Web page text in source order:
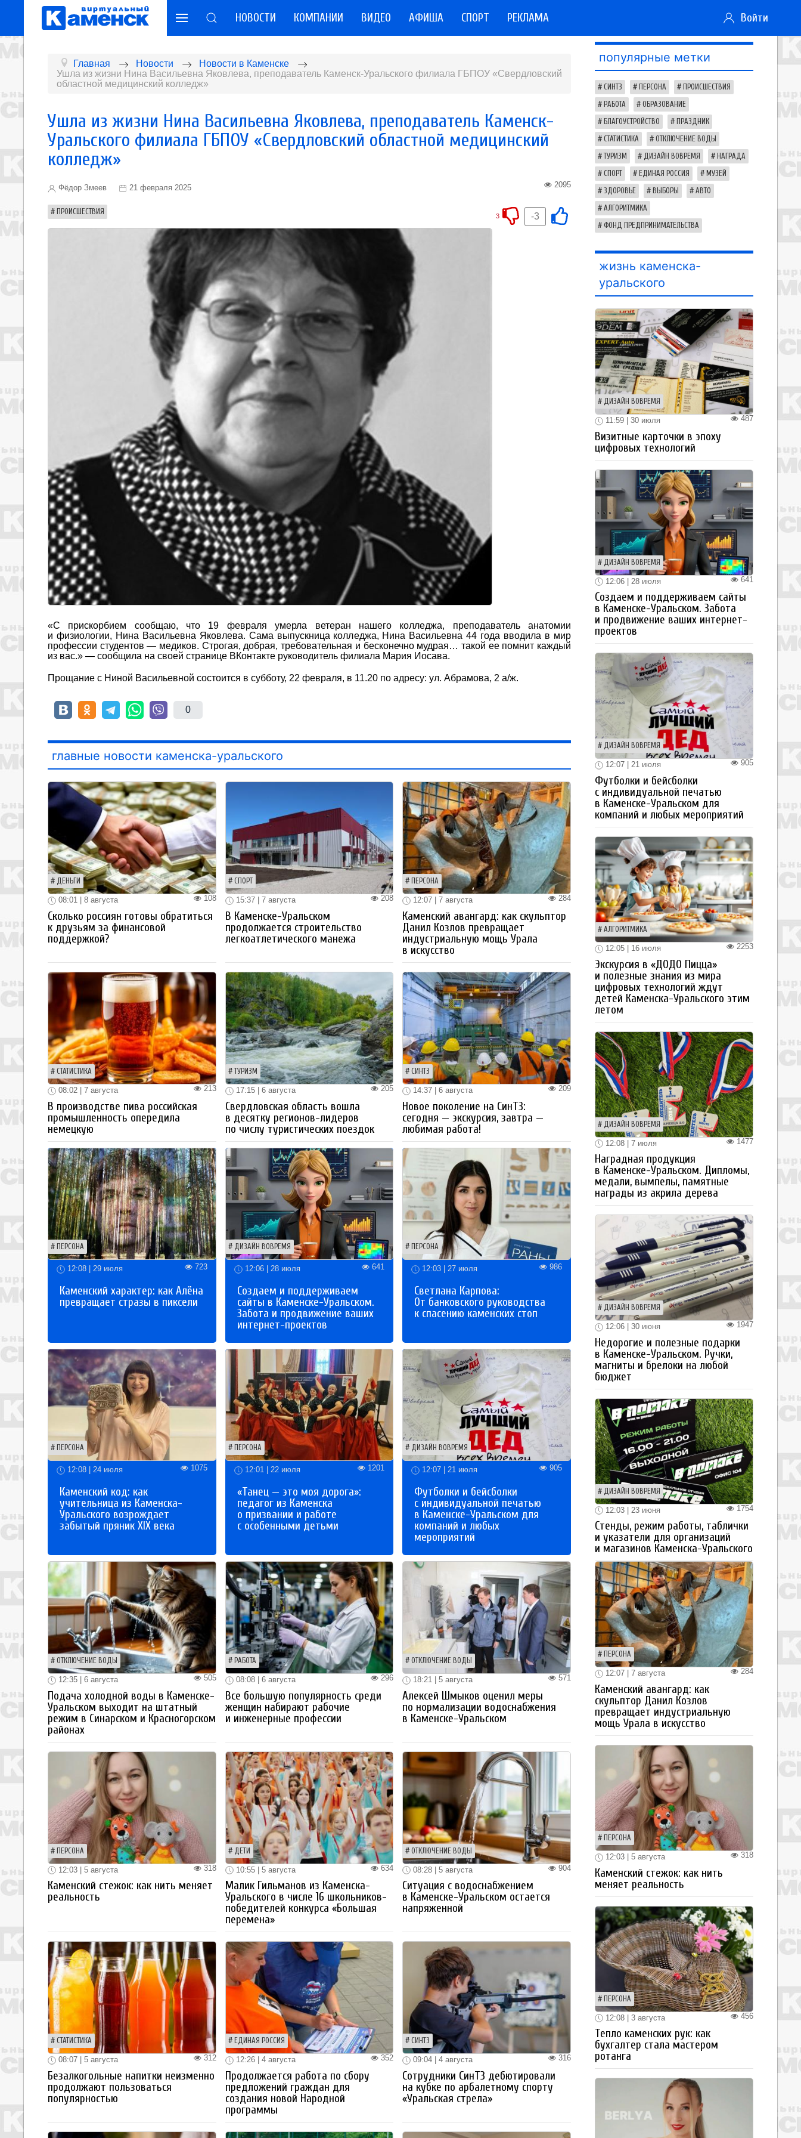
НОВОСТИ КОМПАНИИ ВИДЕО АФИША СПОРТ РЕКЛАМА Войти
Главная Новости
Новости в Каменске
Ушла из жизни Нина Васильевна Яковлева, преподаватель Каменск-Уральского филиала ГБПОУ «Свердловский
областной медицинский колледж»
Ушла из жизни Нина Васильевна Яковлева, преподаватель Каменск-
Уральского филиала ГБПОУ «Свердловский областной медицинский
колледж»
Фёдор Змеев 21 февраля 2025 2095
ПРОИСШЕСТВИЯ -3
3
«С прискорбием сообщаю, что 19 февраля умерла ветеран нашего колледжа, преподаватель анатомии
и физиологии, Нина Васильевна Яковлева. Сама выпускница колледжа, Нина Васильевна 44 года вводила в мир
профессии студентов — медиков. Строгая, добрая, требовательная и бесконечно мудрая… такой ее помнит каждый
из вас.» — сообщила на своей странице ВКонтакте руководитель филиала Мария Иосава.
Прощание с Ниной Васильевной состоится в субботу, 22 февраля, в 11.20 по адресу: ул. Абрамова, 2 а/ж.
0
главные новости каменска-уральского
ДЕНЬГИ
108
08:01 | 8 августа
Сколько россиян готовы обратиться
к друзьям за финансовой
поддержкой?
СПОРТ
208
15:37 | 7 августа
В Каменске-Уральском
продолжается строительство
легкоатлетического манежа
ПЕРСОНА
284
12:07 | 7 августа
Каменский авангард: как скульптор
Данил Козлов превращает
индустриальную мощь Урала
в искусство
СТАТИСТИКА
213
08:02 | 7 августа
В производстве пива российская
промышленность опередила
немецкую
ТУРИЗМ
205
17:15 | 6 августа
Свердловская область вошла
в десятку регионов-лидеров
по числу туристических поездок
СИНТЗ
209
14:37 | 6 августа
Новое поколение на СинТЗ:
сегодня — экскурсия, завтра —
любимая работа!
ПЕРСОНА
12:08 | 29 июля 723
Каменский характер: как Алёна
превращает стразы в пиксели
ДИЗАЙН ВОВРЕМЯ
12:06 | 28 июля 641
Создаем и поддерживаем
сайты в Каменске-Уральском.
Забота и продвижение ваших
интернет-проектов
ПЕРСОНА
12:03 | 27 июля 986
Светлана Карпова:
От банковского руководства
к спасению каменских стоп
ПЕРСОНА
12:08 | 24 июля 1075
Каменский код: как
учительница из Каменска-
Уральского возрождает
забытый пряник XIX века
ПЕРСОНА
12:01 | 22 июля 1201
«Танец — это моя дорога»:
педагог из Каменска
о призвании и работе
с особенными детьми
ДИЗАЙН ВОВРЕМЯ
12:07 | 21 июля 905
Футболки и бейсболки
с индивидуальной печатью
в Каменске-Уральском для
компаний и любых
мероприятий
ОТКЛЮЧЕНИЕ ВОДЫ
505
12:35 | 6 августа
Подача холодной воды в Каменске-
Уральском выходит на штатный
режим в Синарском и Красногорском
районах
РАБОТА
296
08:08 | 6 августа
Все большую популярность среди
женщин набирают рабочие
и инженерные профессии
ОТКЛЮЧЕНИЕ ВОДЫ
571
18:21 | 5 августа
Алексей Шмыков оценил меры
по нормализации водоснабжения
в Каменске-Уральском
ПЕРСОНА
318
12:03 | 5 августа
Каменский стежок: как нить меняет
реальность
ДЕТИ
634
10:55 | 5 августа
Малик Гильманов из Каменска-
Уральского в числе 16 школьников-
победителей конкурса «Большая
перемена»
ОТКЛЮЧЕНИЕ ВОДЫ
904
08:28 | 5 августа
Ситуация с водоснабжением
в Каменске-Уральском остается
напряженной
СТАТИСТИКА
312
08:07 | 5 августа
Безалкогольные напитки неизменно
продолжают пользоваться
популярностью
ЕДИНАЯ РОССИЯ
352
12:26 | 4 августа
Продолжается работа по сбору
предложений граждан для
создания новой Народной
программы
СИНТЗ
316
09:04 | 4 августа
Сотрудники СинТЗ дебютировали
на кубке по арбалетному спорту
«Уральская стрела»
популярные метки
СИНТЗ ПЕРСОНА ПРОИСШЕСТВИЯ
РАБОТА ОБРАЗОВАНИЕ
БЛАГОУСТРОЙСТВО ПРАЗДНИК
СТАТИСТИКА ОТКЛЮЧЕНИЕ ВОДЫ
ТУРИЗМ ДИЗАЙН ВОВРЕМЯ НАГРАДА
СПОРТ ЕДИНАЯ РОССИЯ МУЗЕЙ
ЗДОРОВЬЕ ВЫБОРЫ АВТО
АЛГОРИТМИКА
ФОНД ПРЕДПРИНИМАТЕЛЬСТВА
жизнь каменска-
уральского
ДИЗАЙН ВОВРЕМЯ
487
11:59 | 30 июля
Визитные карточки в эпоху
цифровых технологий
ДИЗАЙН ВОВРЕМЯ
641
12:06 | 28 июля
Создаем и поддерживаем сайты
в Каменске-Уральском. Забота
и продвижение ваших интернет-
проектов
ДИЗАЙН ВОВРЕМЯ
905
12:07 | 21 июля
Футболки и бейсболки
с индивидуальной печатью
в Каменске-Уральском для
компаний и любых мероприятий
АЛГОРИТМИКА
2253
12:05 | 16 июля
Экскурсия в «ДОДО Пицца»
и полезные знания из мира
цифровых технологий ждут
детей Каменска-Уральского этим
летом
ДИЗАЙН ВОВРЕМЯ
1477
12:08 | 7 июля
Наградная продукция
в Каменске-Уральском. Дипломы,
медали, вымпелы, памятные
награды из акрила дерева
ДИЗАЙН ВОВРЕМЯ
1947
12:06 | 30 июня
Недорогие и полезные подарки
в Каменске-Уральском. Ручки,
магниты и брелоки на любой
бюджет
ДИЗАЙН ВОВРЕМЯ
1754
12:03 | 23 июня
Стенды, режим работы, таблички
и указатели для организаций
и магазинов Каменска-Уральского
ПЕРСОНА
284
12:07 | 7 августа
Каменский авангард: как
скульптор Данил Козлов
превращает индустриальную
мощь Урала в искусство
ПЕРСОНА
318
12:03 | 5 августа
Каменский стежок: как нить
меняет реальность
ПЕРСОНА
456
12:08 | 3 августа
Тепло каменских рук: как
бухгалтер стала мастером
ротанга